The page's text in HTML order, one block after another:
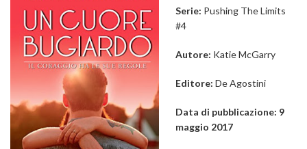
Serie: Pushing The Limits
#4
Autore: Katie McGarry
Editore: De Agostini
Data di pubblicazione: 9
maggio 2017